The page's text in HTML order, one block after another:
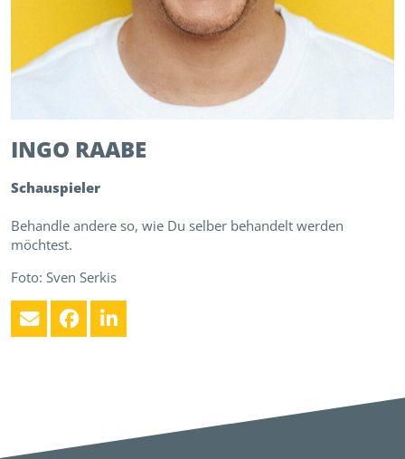
INGO RAABE
Schauspieler
Behandle andere so, wie Du selber behandelt werden
möchtest.
Foto: Sven Serkis